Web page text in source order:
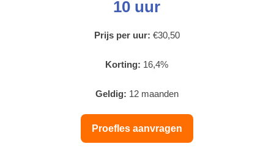
10 uur
Prijs per uur: €30,50
Korting: 16,4%
Geldig: 12 maanden
Proefles aanvragen